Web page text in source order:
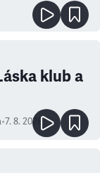
klub a
•7. 8. 2026